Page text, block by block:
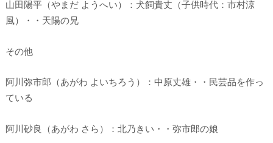
山田陽平（やまだ ようへい）：犬飼貴丈（子供時代：市村涼
風）・・天陽の兄
その他
阿川弥市郎（あがわ よいちろう）：中原丈雄・・民芸品を作っ
ている
阿川砂良（あがわ さら）：北乃きい・・弥市郎の娘